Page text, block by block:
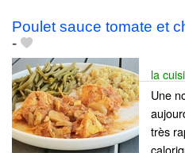
Poulet sauce tomate et
-
la
Une
très